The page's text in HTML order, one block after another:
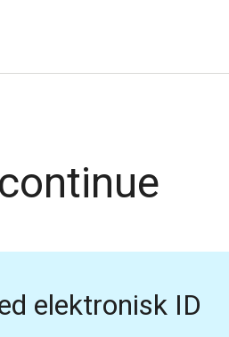
elektronisk ID